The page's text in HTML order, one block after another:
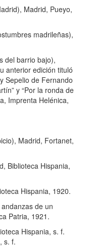
Madrid, Pueyo,
madrileñas),
del barrio bajo),
anterior edición tituló
Sepelio de Fernando
y “Por la ronda de
Imprenta Helénica,
Madrid, Fortanet,
Biblioteca Hispania,
Hispania, 1920.
de un
Patria, 1921.
Hispania, s. f.
s. f.